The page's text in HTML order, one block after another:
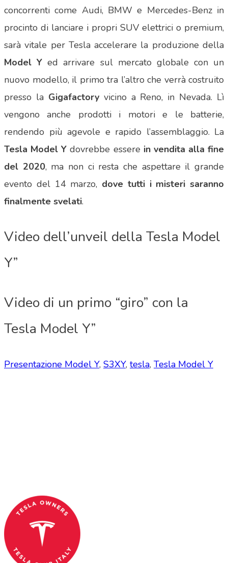
concorrenti come Audi, BMW e Mercedes-Benz in
procinto di lanciare i propri SUV elettrici o premium,
sarà vitale per Tesla accelerare la produzione della
Model Y ed arrivare sul mercato globale con un
nuovo modello, il primo tra l’altro che verrà costruito
presso laGigafactoryvicino a Reno, in Nevada. Lì
vengono anche prodotti i motori e le batterie,
rendendo più agevole e rapido l’assemblaggio. La
Tesla Model Y dovrebbe essere in vendita alla fine
del 2020, ma non ci resta che aspettare il grande
evento del 14 marzo, dove tutti i misteri saranno
finalmente svelati.
Video dell’unveil della Tesla Model
Y”
Video di un primo “giro” con la
Tesla Model Y”
Presentazione Model Y, S3XY, tesla, Tesla Model Y